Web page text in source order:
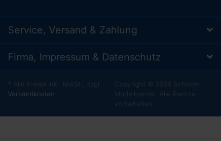
Service, Versand & Zahlung
Firma, Impressum & Datenschutz
* Alle Preise inkl. MwSt., zzgl.
Versandkosten
Copyright © 2026 Schlüter
Modellcenter. Alle Rechte
vorbehalten.